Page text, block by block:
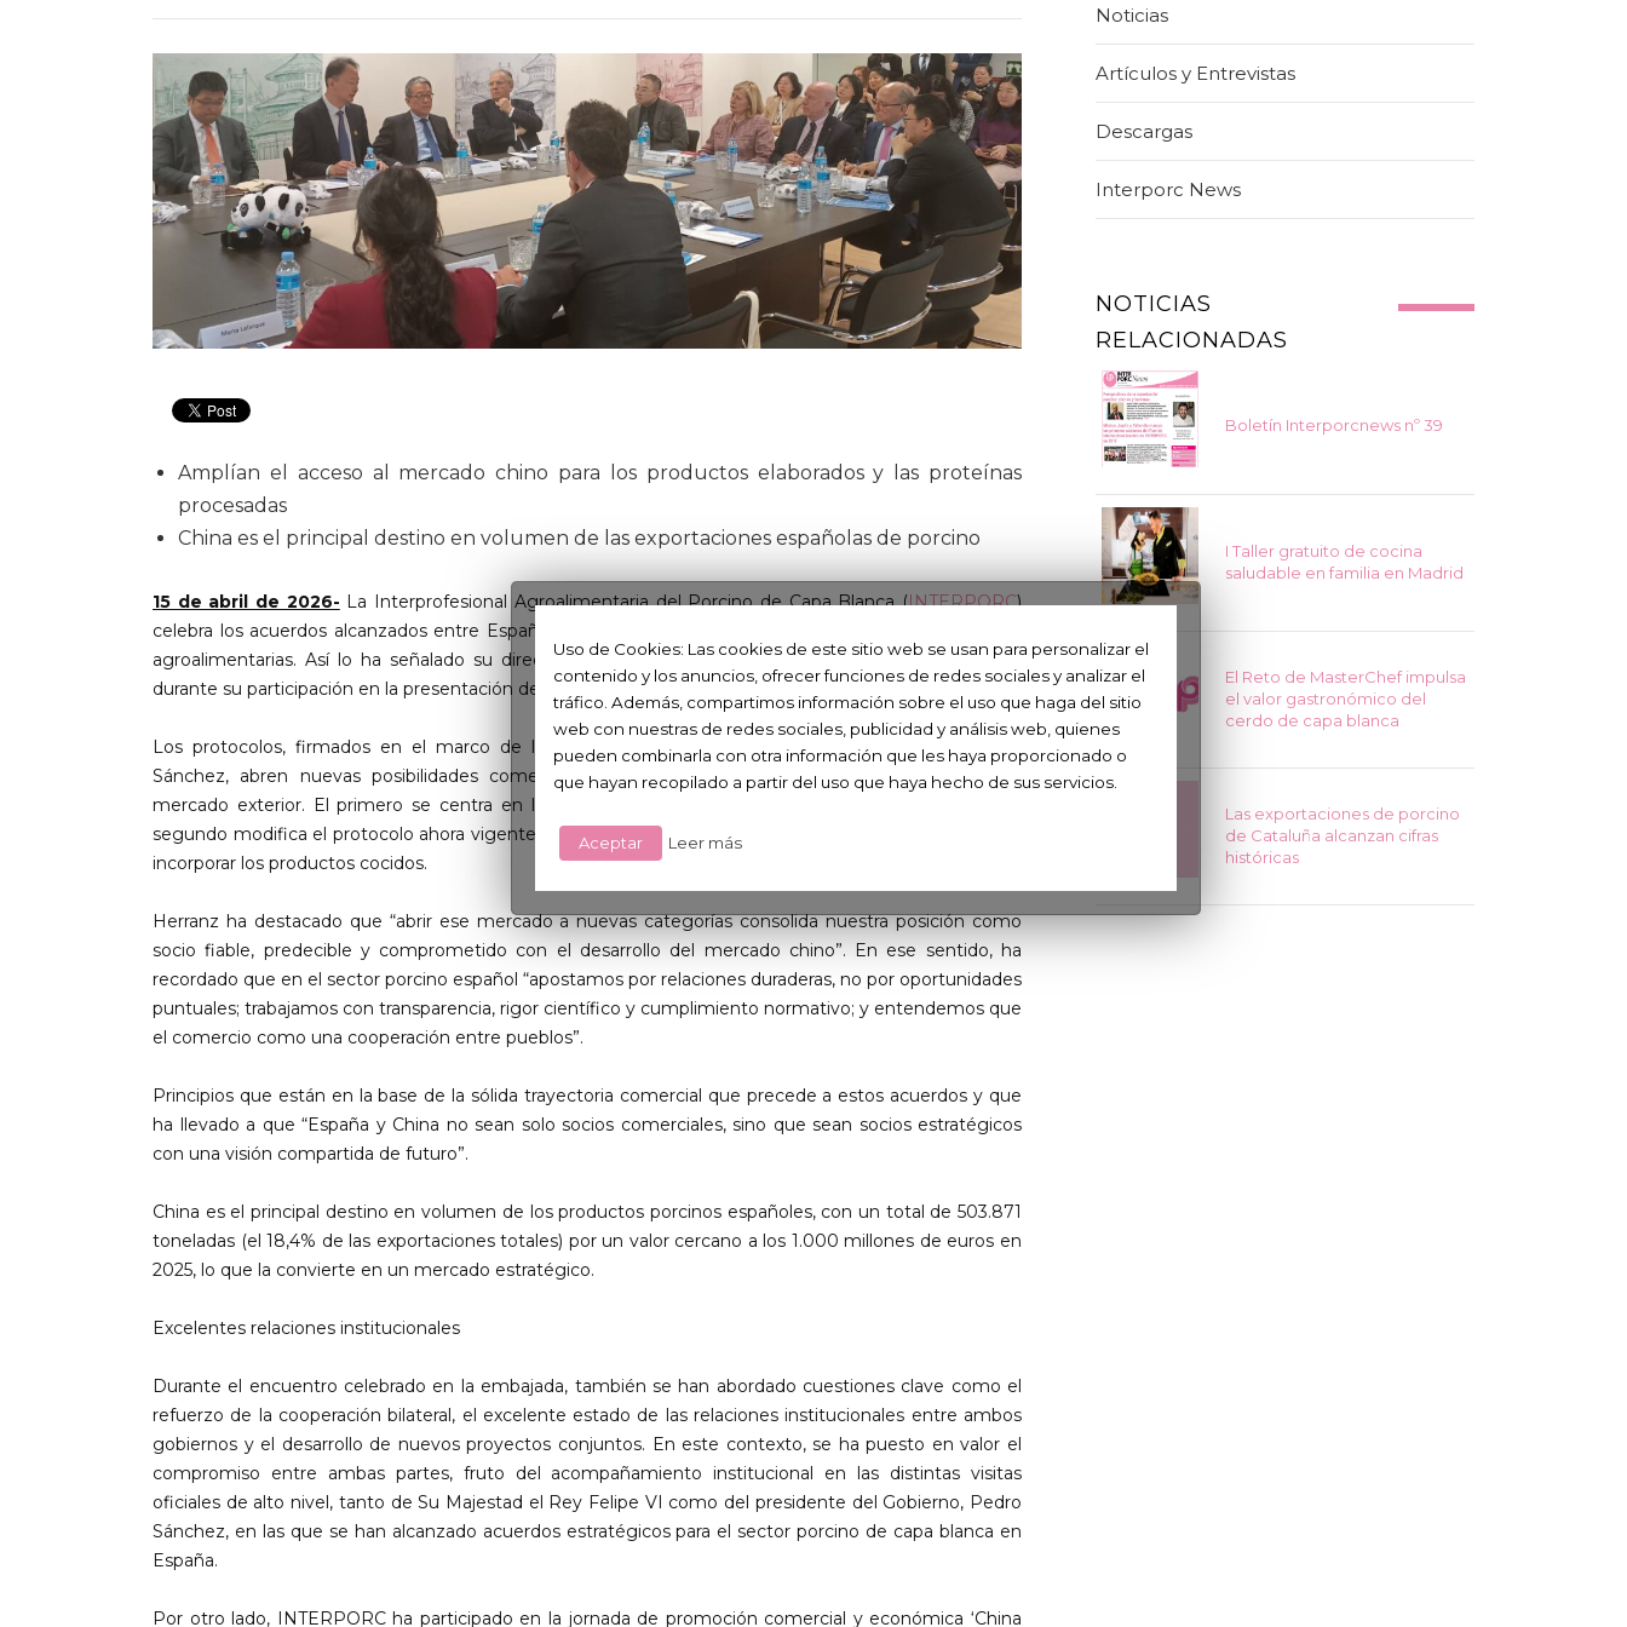
Amplían el acceso al mercado chino para los productos elaborados y las proteínas
procesadas
China es el principal destino en volumen de las exportaciones españolas de porcino
15 de abril de 2026- La Interprofesional Agroalimentaria del Porcino de Capa Blanca (INTERPORC)
celebra los acuerdos alcanzados entre España y China en materia de sanidad animal y exportaciones
agroalimentarias. Así lo ha señalado su director general, Alberto Herranz, en la embajada de China
durante su participación en la presentación de la feria CIIE (China International Import Expo 2026).
Los protocolos, firmados en el marco de la visita a ese país del presidente del Gobierno, Pedro
Sánchez, abren nuevas posibilidades comerciales para elsector porcinoespañol en su principal
mercado exterior. El primero se centra en la exportación de proteínas procesadas; mientras que el
segundo modifica el protocolo ahora vigente para la exportación de porcino a China con el objetivo de
incorporar los productos cocidos.
Herranz ha destacado que “abrir ese mercado a nuevas categorías consolida nuestra posición como
socio fiable, predecible y comprometido con el desarrollo del mercado chino”. En ese sentido, ha
recordado que en el sector porcino español “apostamos por relaciones duraderas, no por oportunidades
puntuales; trabajamos con transparencia, rigor científico y cumplimiento normativo; y entendemos que
el comercio como una cooperación entre pueblos”.
Principios que están en la base de la sólida trayectoria comercial que precede a estos acuerdos y que
ha llevado a que “España y China no sean solo socios comerciales, sino que sean socios estratégicos
con una visión compartida de futuro”.
China es el principal destino en volumen de los productos porcinos españoles, con un total de 503.871
toneladas (el 18,4% de las exportaciones totales) por un valor cercano a los 1.000 millones de euros en
2025, lo que la convierte en un mercado estratégico.
Excelentes relaciones institucionales
Durante el encuentro celebrado en la embajada, también se han abordado cuestiones clave como el
refuerzo de la cooperación bilateral, el excelente estado de las relaciones institucionales entre ambos
gobiernos y el desarrollo de nuevos proyectos conjuntos. En este contexto, se ha puesto en valor el
compromiso entre ambas partes, fruto del acompañamiento institucional en las distintas visitas
oficiales de alto nivel, tanto de Su Majestad el Rey Felipe VI como del presidente del Gobierno, Pedro
Sánchez, en las que se han alcanzado acuerdos estratégicos para el sector porcino de capa blanca en
España.
Por otro lado, INTERPORC ha participado en la jornada de promoción comercial y económica ‘China
Noticias
Artículos y Entrevistas
Descargas
Interporc News
NOTICIAS
RELACIONADAS
Boletín Interporcnews nº 39
I Taller gratuito de cocina
saludable en familia en Madrid
El Reto de MasterChef impulsa
el valor gastronómico del
cerdo de capa blanca
Las exportaciones de porcino
de Cataluña alcanzan cifras
históricas
Uso de Cookies: Las cookies de este sitio web se usan para personalizar el
contenido y los anuncios, ofrecer funciones de redes sociales y analizar el
tráfico. Además, compartimos información sobre el uso que haga del sitio
web con nuestras de redes sociales, publicidad y análisis web, quienes
pueden combinarla con otra información que les haya proporcionado o
que hayan recopilado a partir del uso que haya hecho de sus servicios.
Aceptar Leer más